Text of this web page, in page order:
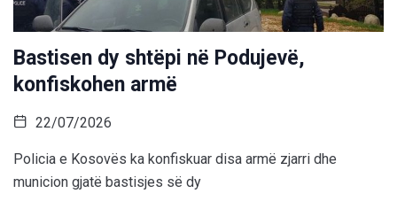
Bastisen dy shtëpi në Podujevë,
konfiskohen armë
22/07/2026
Policia e Kosovës ka konfiskuar disa armë zjarri dhe
municion gjatë bastisjes së dy